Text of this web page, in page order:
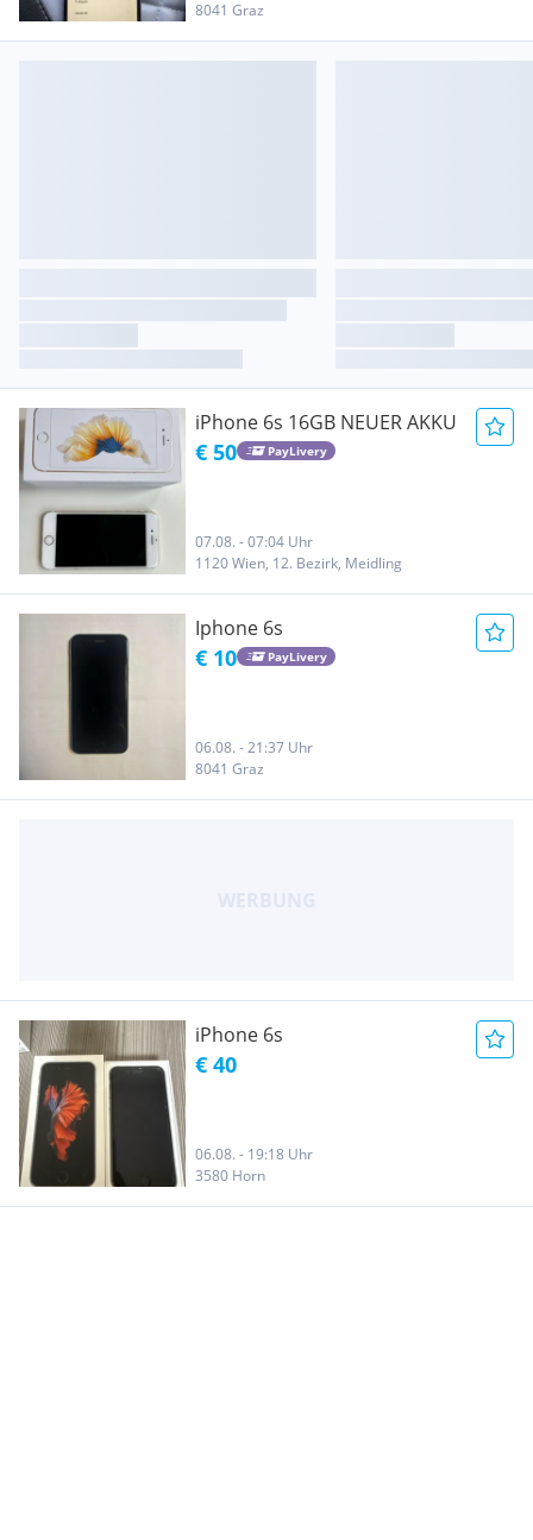
8041 Graz
iPhone 6s 16GB NEUER AKKU
€ 50 PayLivery
07.08. - 07:04 Uhr
1120 Wien, 12. Bezirk, Meidling
Iphone 6s
€ 10 PayLivery
06.08. - 21:37 Uhr
8041 Graz
iPhone 6s
€ 40
06.08. - 19:18 Uhr
3580 Horn